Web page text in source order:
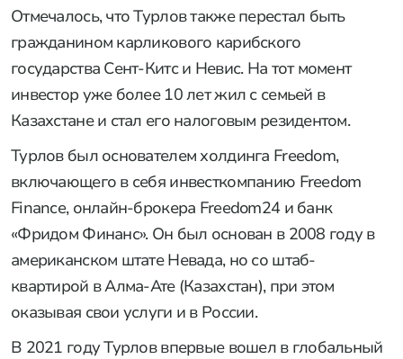
Отмечалось, что Турлов также перестал быть
гражданином карликового карибского
государства Сент-Китс и Невис. На тот момент
инвестор уже более 10 лет жил с семьей в
Казахстане и стал его налоговым резидентом.
Турлов был основателем холдинга Freedom,
включающего в себя инвесткомпанию Freedom
Finance, онлайн-брокера Freedom24 и банк
«Фридом Финанс». Он был основан в 2008 году в
американском штате Невада, но со штаб-
квартирой в Алма-Ате (Казахстан), при этом
оказывая свои услуги и в России.
В 2021 году Турлов впервые вошел в глобальный